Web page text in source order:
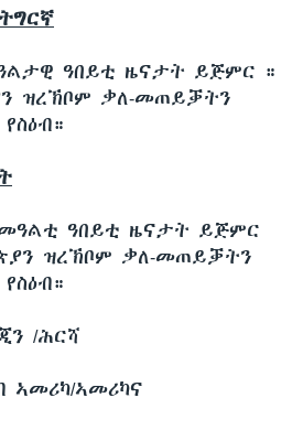
ዓበይቲ ዜናታት ይጅምር ።
ዝረኽቦም ቃለ-መጠይቓትን
ዓበይቲ ዜናታት ይጅምር
ዝረኽቦም ቃለ-መጠይቓትን
/ሕርሻ
ኣመሪካ/ኣመሪካና